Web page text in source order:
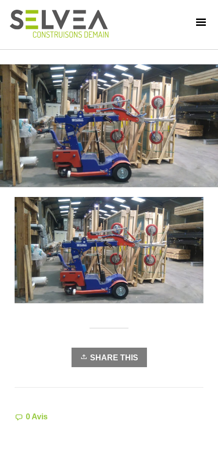
SHARE THIS
0 Avis